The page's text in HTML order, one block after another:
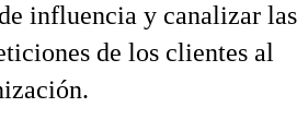
influencia y canalizar las
de los clientes al